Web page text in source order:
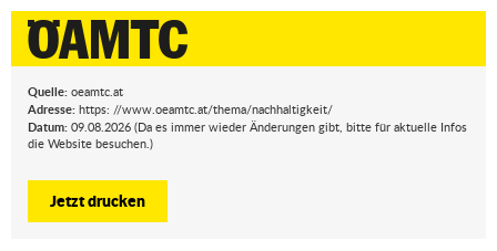
Quelle: oeamtc.at
Adresse: https: //www.oeamtc.at/thema/nachhaltigkeit/
Datum: 09.08.2026 (Da es immer wieder Änderungen gibt, bitte für aktuelle Infos
die Website besuchen.)
Jetzt drucken